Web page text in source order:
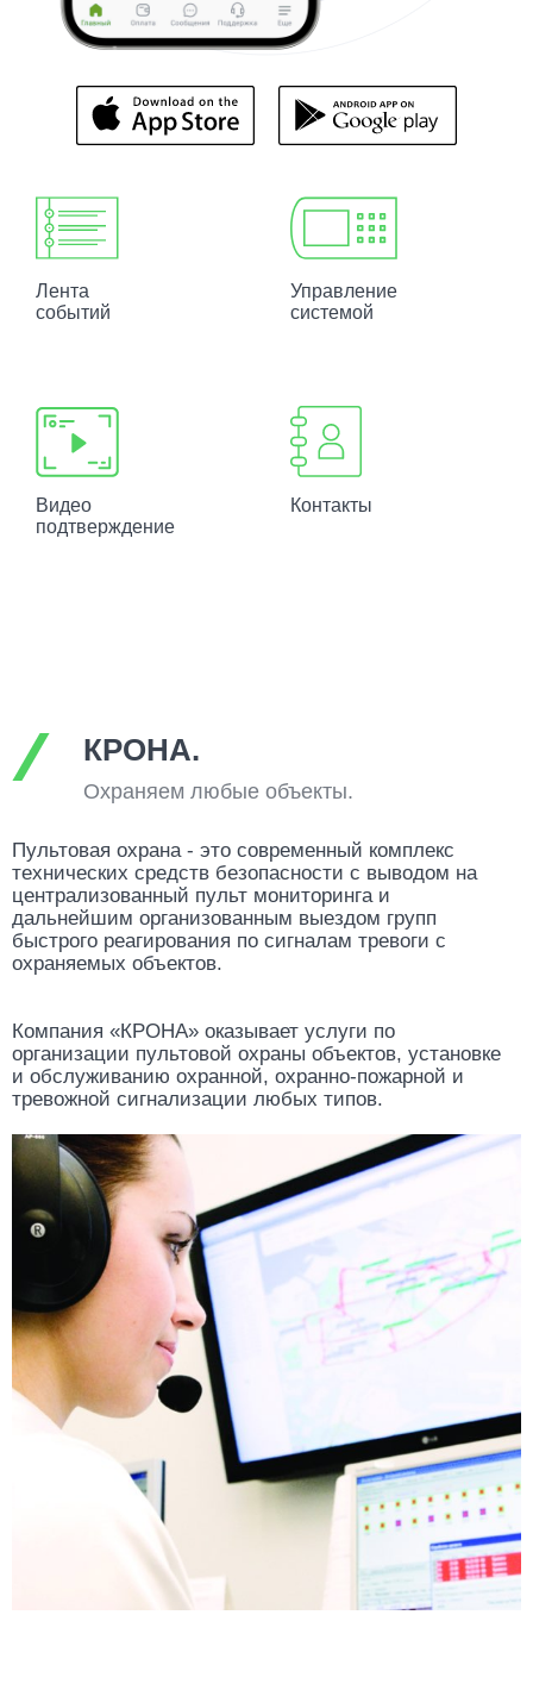
Лента
событий
Управление
системой
Видео
подтверждение
Контакты
КРОНА.
Охраняем любые объекты.
Пультовая охрана - это современный комплекс
технических средств безопасности с выводом на
централизованный пульт мониторинга и
дальнейшим организованным выездом групп
быстрого реагирования по сигналам тревоги с
охраняемых объектов.
Компания «КРОНА» оказывает услуги по
организации пультовой охраны объектов, установке
и обслуживанию охранной, охранно-пожарной и
тревожной сигнализации любых типов.